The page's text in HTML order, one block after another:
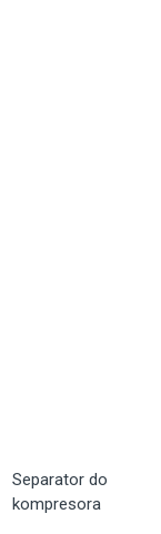
Separator do
kompresora